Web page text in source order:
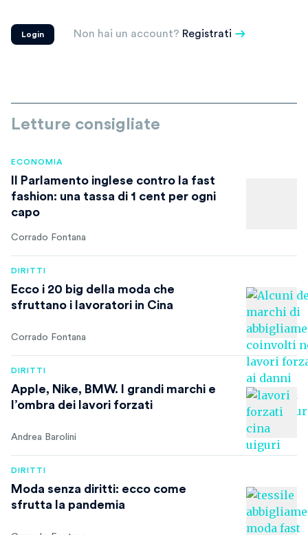
Login Non hai un account? Registrati
Letture consigliate
ECONOMIA
Il Parlamento inglese contro la fast
fashion: una tassa di 1 cent per ogni
capo
Corrado Fontana
DIRITTI
Ecco i 20 big della moda che
sfruttano i lavoratori in Cina
Corrado Fontana
DIRITTI
Apple, Nike, BMW. I grandi marchi e
l’ombra dei lavori forzati
Andrea Barolini
DIRITTI
Moda senza diritti: ecco come
sfrutta la pandemia